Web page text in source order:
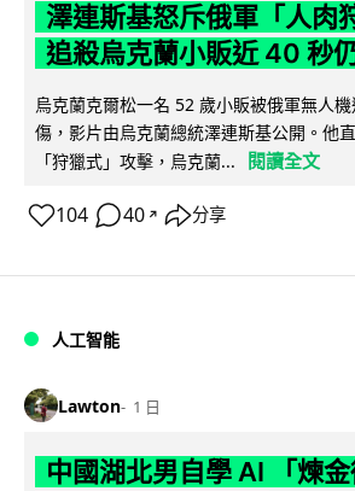
澤連斯基怒斥俄軍「人肉
追殺烏克蘭小販近 40 秒
烏克蘭克爾松一名 52 歲小販被俄軍無人
傷，影片由烏克蘭總統澤連斯基公開。他
「狩獵式」攻擊，烏克蘭...
閱讀全文
104 40 ↗ 分享
人工智能
Lawton 1 日
中國湖北男自學 AI 「煉